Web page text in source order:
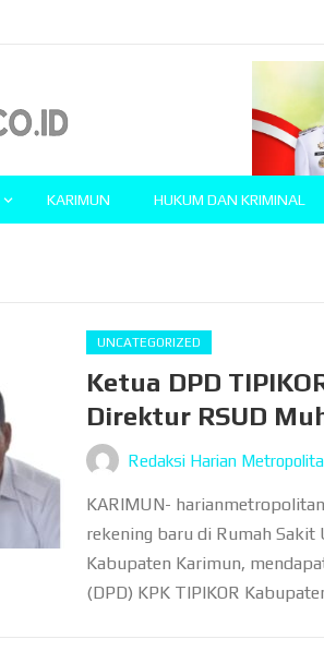
KARIMUN HUKUM DAN KRIMINAL
UNCATEGORIZED
Ketua DPD
Direktur RSUD
Redaksi Harian
KARIMUN-
rekening baru di Rumah Sakit
Kabupaten Karimun,
(DPD) KPK TIPIKOR